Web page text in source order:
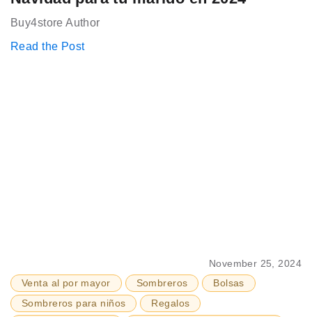
Buy4store Author
Read the Post
November 25, 2024
Venta al por mayor
Sombreros
Bolsas
Sombreros para niños
Regalos